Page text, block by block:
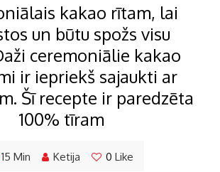
kakao rītam, lai
un būtu spožs visu
ceremoniālie kakao
ir iepriekš sajaukti ar
Šī recepte ir paredzēta
100% tīram
15 Min Ketija 0 Like